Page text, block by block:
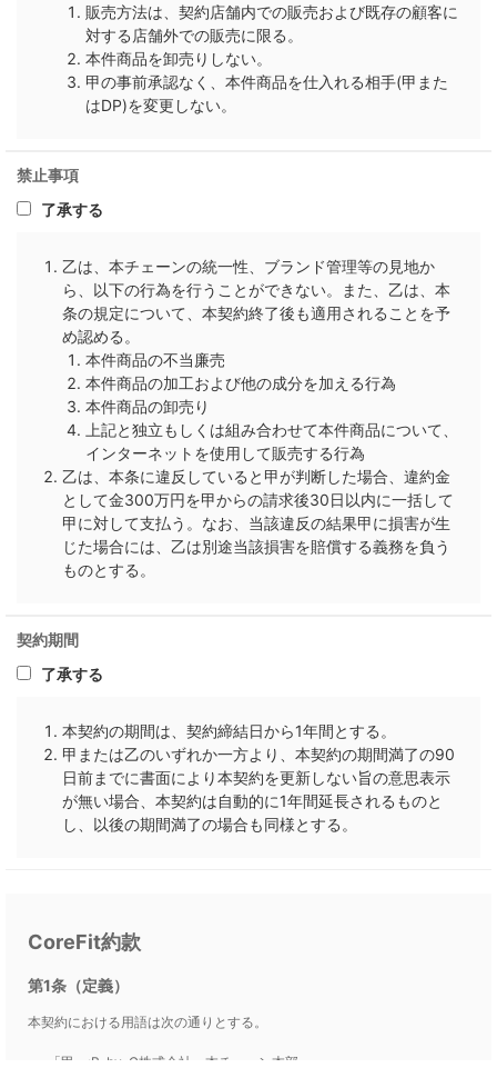
販売方法は、契約店舗内での販売および既存の顧客に
対する店舗外での販売に限る。
本件商品を卸売りしない。
甲の事前承認なく、本件商品を仕入れる相手(甲また
はDP)を変更しない。
禁止事項
了承する
乙は、本チェーンの統一性、ブランド管理等の見地か
ら、以下の行為を行うことができない。また、乙は、本
条の規定について、本契約終了後も適用されることを予
め認める。
本件商品の不当廉売
本件商品の加工および他の成分を加える行為
本件商品の卸売り
上記と独立もしくは組み合わせて本件商品について、
インターネットを使用して販売する行為
乙は、本条に違反していると甲が判断した場合、違約金
として金300万円を甲からの請求後30日以内に一括して
甲に対して支払う。なお、当該違反の結果甲に損害が生
じた場合には、乙は別途当該損害を賠償する義務を負う
ものとする。
契約期間
了承する
本契約の期間は、契約締結日から1年間とする。
甲または乙のいずれか一方より、本契約の期間満了の90
日前までに書面により本契約を更新しない旨の意思表示
が無い場合、本契約は自動的に1年間延長されるものと
し、以後の期間満了の場合も同様とする。
CoreFit約款
第1条（定義）
本契約における用語は次の通りとする。
「甲」:B-by-C株式会社、本チェーン本部